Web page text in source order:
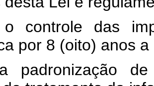
controle das
por 8 (oito) anos
de